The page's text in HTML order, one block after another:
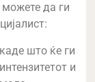
да ги
што ќе ги
и